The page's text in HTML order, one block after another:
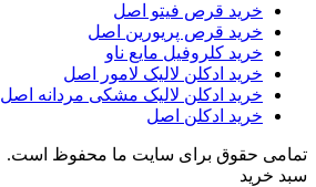
خرید قرص فیتو اصل
خرید قرص پریورین اصل
خرید کلروفیل مایع ناو
خرید ادکلن لالیک لامور اصل
خرید ادکلن لالیک مشکی مردانه اصل
خرید ادکلن اصل
تمامی حقوق برای سایت ما محفوظ است.
سبد خرید